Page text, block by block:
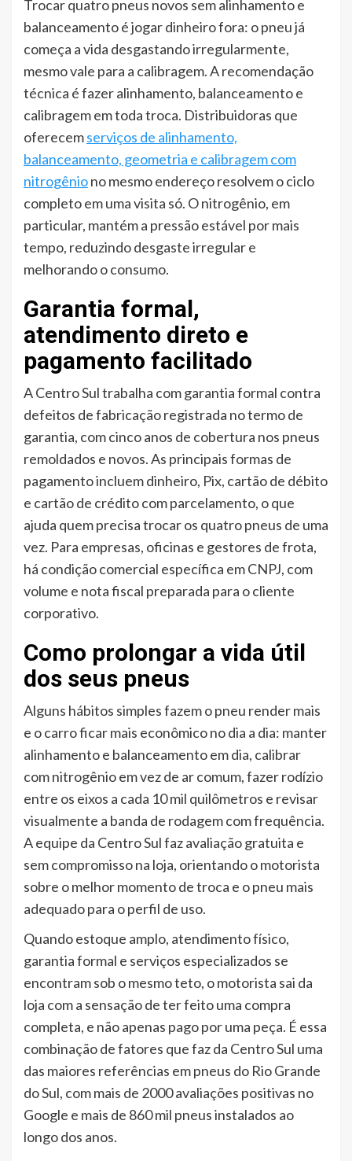
Trocar quatro pneus novos sem alinhamento e
balanceamento é jogar dinheiro fora: o pneu já
começa a vida desgastando irregularmente,
mesmo vale para a calibragem. A recomendação
técnica é fazer alinhamento, balanceamento e
calibragem em toda troca. Distribuidoras que
oferecemserviços de alinhamento,
balanceamento, geometria e calibragem com
nitrogêniono mesmo endereço resolvem o ciclo
completo em uma visita só. O nitrogênio, em
particular, mantém a pressão estável por mais
tempo, reduzindo desgaste irregular e
melhorando o consumo.
Garantia formal,
atendimento direto e
pagamento facilitado
A Centro Sul trabalha com garantia formal contra
defeitos de fabricação registrada no termo de
garantia, com cinco anos de cobertura nos pneus
remoldados e novos. As principais formas de
pagamento incluem dinheiro, Pix, cartão de débito
e cartão de crédito com parcelamento, o que
ajuda quem precisa trocar os quatro pneus de uma
vez. Para empresas, oficinas e gestores de frota,
há condição comercial específica em CNPJ, com
volume e nota fiscal preparada para o cliente
corporativo.
Como prolongar a vida útil
dos seus pneus
Alguns hábitos simples fazem o pneu render mais
e o carro ficar mais econômico no dia a dia: manter
alinhamento e balanceamento em dia, calibrar
com nitrogênio em vez de ar comum, fazer rodízio
entre os eixos a cada 10 mil quilômetros e revisar
visualmente a banda de rodagem com frequência.
A equipe da Centro Sul faz avaliação gratuita e
sem compromisso na loja, orientando o motorista
sobre o melhor momento de troca e o pneu mais
adequado para o perfil de uso.
Quando estoque amplo, atendimento físico,
garantia formal e serviços especializados se
encontram sob o mesmo teto, o motorista sai da
loja com a sensação de ter feito uma compra
completa, e não apenas pago por uma peça. É essa
combinação de fatores que faz da Centro Sul uma
das maiores referências em pneus do Rio Grande
do Sul, com mais de 2000 avaliações positivas no
Google e mais de 860 mil pneus instalados ao
longo dos anos.